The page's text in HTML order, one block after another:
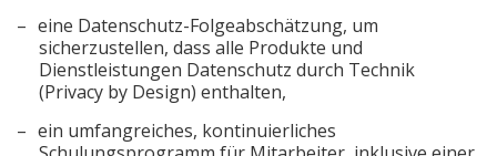
eine Datenschutz-Folgeabschätzung, um
sicherzustellen, dass alle Produkte und
Dienstleistungen Datenschutz durch Technik
(Privacy by Design) enthalten,
ein umfangreiches, kontinuierliches